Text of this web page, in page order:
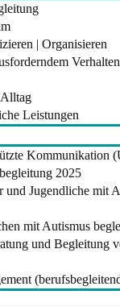
| Organisieren
Verhalten
Leistungen
Kommunikation
2025
und Jugendliche mit
mit Autismus
und Begleitung